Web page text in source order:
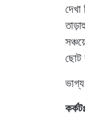
ছোট
কর্কটঃ